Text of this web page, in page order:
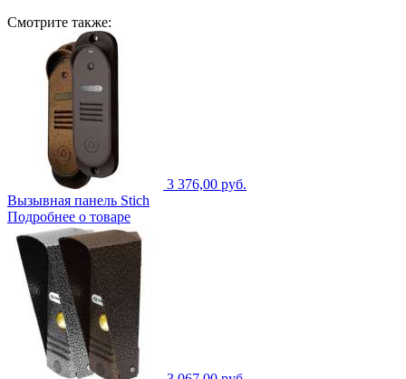
Смотрите также:
3 376,00 руб.
Вызывная панель Stich
Подробнее о товаре